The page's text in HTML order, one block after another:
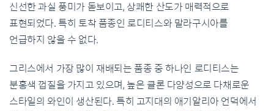
신선한 과실 풍미가 돋보이고, 상쾌한 산도가 매력적으로
표현되었다. 특히 토착 품종인 로디티스와 말라구시아를
언급하지 않을 수 없다.
그리스에서 가장 많이 재배되는 품종 중 하나인 로디티스는
분홍색 껍질을 가지고 있으며, 높은 클론 다양성으로 다채로운
스타일의 와인이 생산된다. 특히 고지대의 애기알리아 언덕에서